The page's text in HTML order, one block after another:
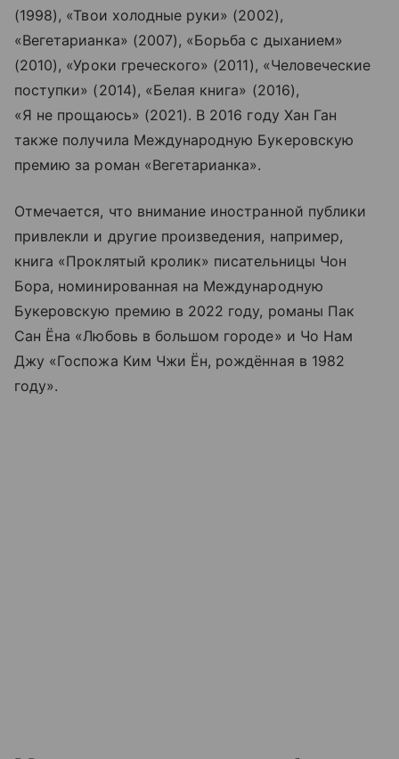
(1998), «Твои холодные руки» (2002),
«Вегетарианка» (2007), «Борьба с дыханием»
(2010), «Уроки греческого» (2011), «Человеческие
поступки» (2014), «Белая книга» (2016),
«Я не прощаюсь» (2021). В 2016 году Хан Ган
также получила Международную Букеровскую
премию за роман «Вегетарианка».
Отмечается, что внимание иностранной публики
привлекли и другие произведения, например,
книга «Проклятый кролик» писательницы Чон
Бора, номинированная на Международную
Букеровскую премию в 2022 году, романы Пак
Сан Ёна «Любовь в большом городе» и Чо Нам
Джу «Госпожа Ким Чжи Ён, рождённая в 1982
году».